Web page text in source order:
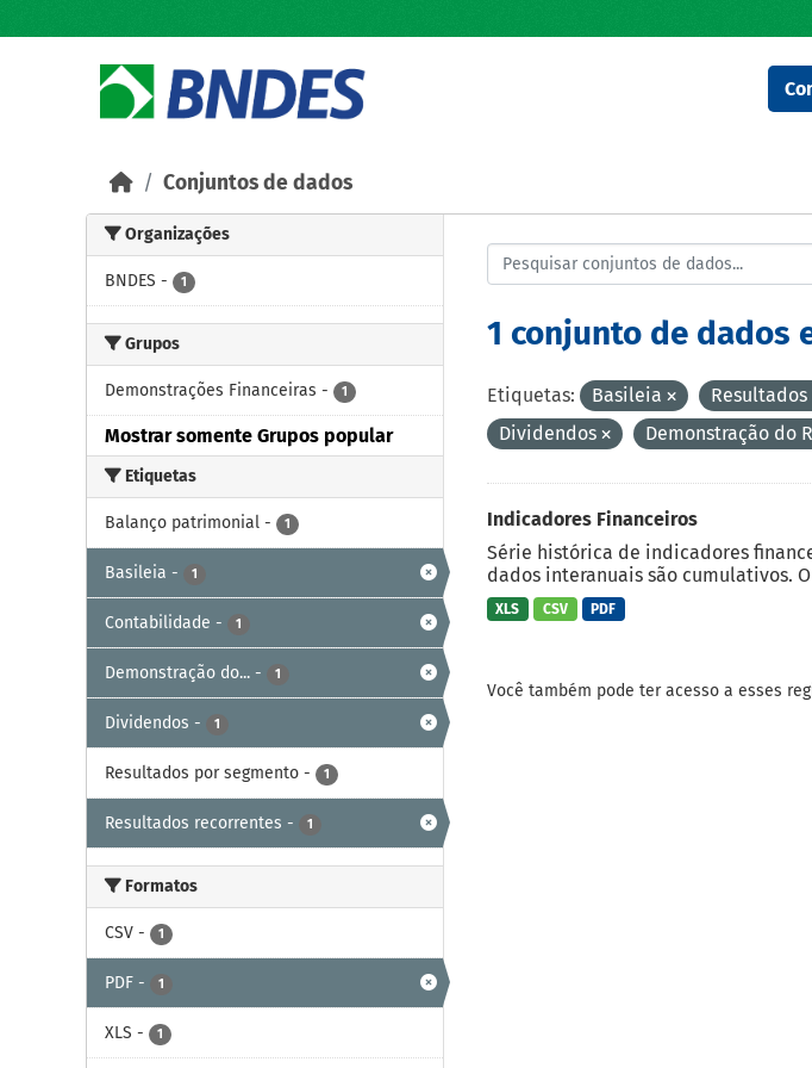
Conjuntos de dados
Organizações
BNDES - 1
Grupos
Demonstrações Financeiras - 1
Mostrar somente Grupos popular
Etiquetas
Balanço patrimonial - 1
Basileia - 1
Contabilidade - 1
Demonstração do... - 1
Dividendos - 1
Resultados por segmento - 1
Resultados recorrentes - 1
Formatos
CSV - 1
PDF - 1
XLS - 1
1 conjunto de dados
Etiquetas: Basileia
Dividendos
Demonstração do
Indicadores Financeiros
Série histórica de indicadores
dados interanuais são cumulativos.
XLS CSV PDF
Você também pode ter acesso a esses